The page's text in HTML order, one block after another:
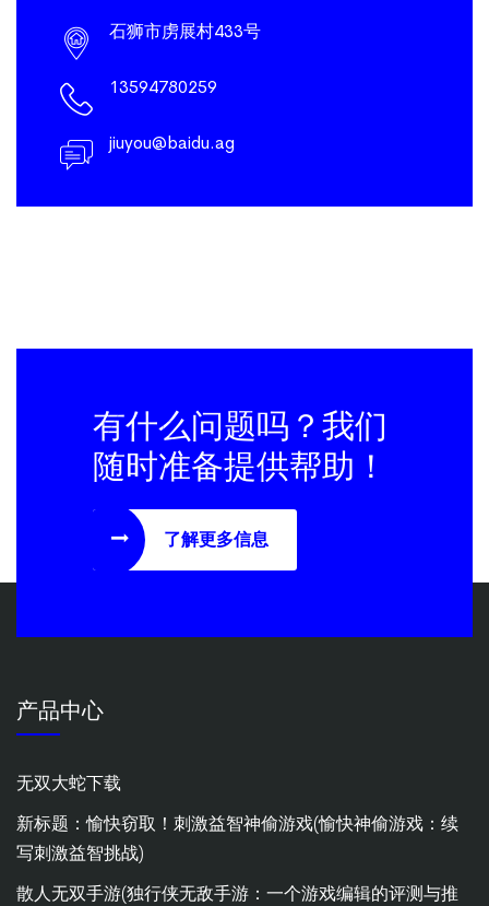
石狮市虏展村433号
13594780259
jiuyou@baidu.ag
有什么问题吗？我们
随时准备提供帮助！
了解更多信息
产品中心
无双大蛇下载
新标题：愉快窃取！刺激益智神偷游戏(愉快神偷游戏：续
写刺激益智挑战)
散人无双手游(独行侠无敌手游：一个游戏编辑的评测与推